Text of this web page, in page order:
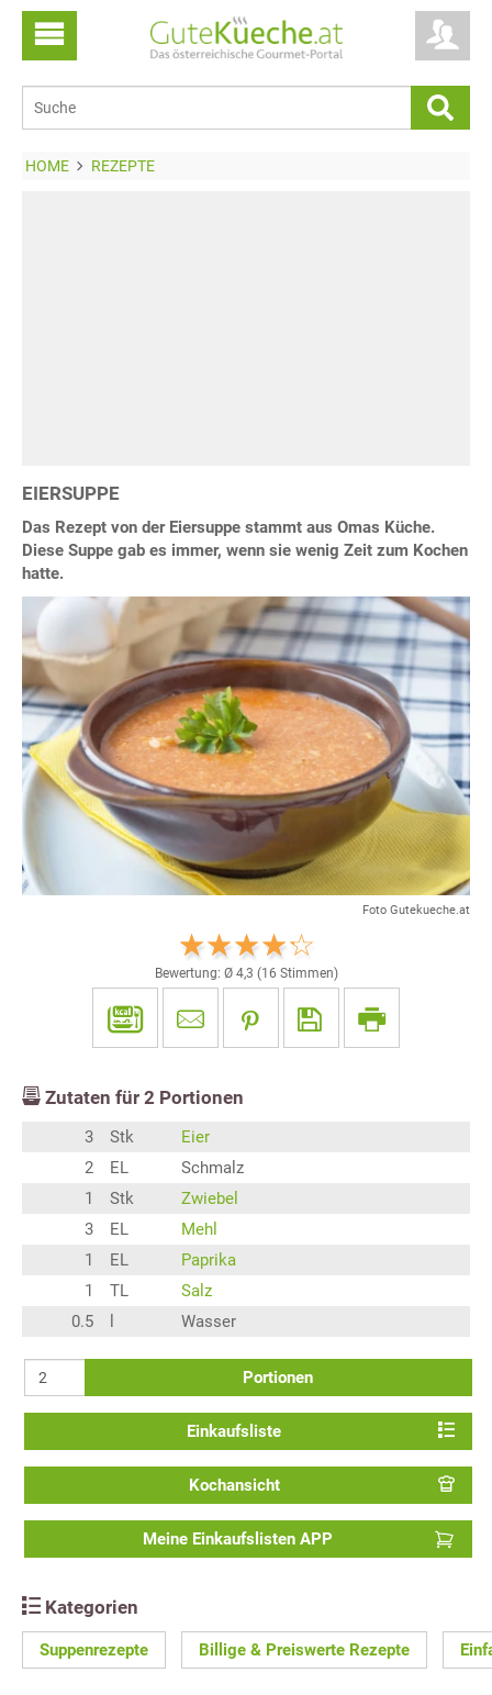
HOME REZEPTE
EIERSUPPE
Das Rezept von der Eiersuppe stammt aus Omas Küche.
Diese Suppe gab es immer, wenn sie wenig Zeit zum Kochen
hatte.
Foto Gutekueche.at
Bewertung: Ø 4,3 (16 Stimmen)
Zutaten für 2 Portionen
3 Stk
Eier
2
EL
Schmalz
1
Stk
Zwiebel
3
EL
Mehl
1
EL
Paprika
1
TL
Salz
0.5
Wasser
Portionen
Einkaufsliste
Kochansicht
Meine Einkaufslisten APP
Kategorien
Suppenrezepte Billige & Preiswerte Rezepte